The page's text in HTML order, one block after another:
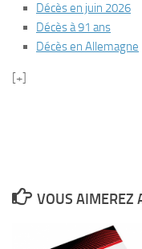
Décès en juin 2026
Décès à 91 ans
Décès en Allemagne
[+]
VOUS AIMEREZ